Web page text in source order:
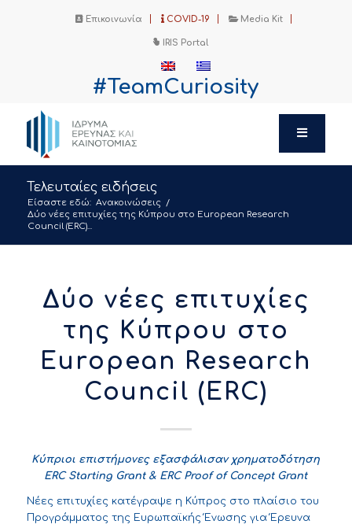
Επικοινωνία COVID-19 Media Kit
IRIS Portal
#TeamCuriosity
Τελευταίες ειδήσεις
Είσαστε εδώ: Ανακοινώσεις /
Δύο νέες επιτυχίες της Κύπρου στο European Research
Council (ERC)...
Δύο νέες επιτυχίες
της Κύπρου στο
European Research
Council (ERC)
Κύπριοι επιστήμονες εξασφάλισαν χρηματοδότηση
ERC Starting Grant& ERC Proof of Concept Grant
Νέες επιτυχίες κατέγραψε η Κύπρος στο πλαίσιο του
Προγράμματος της Ευρωπαϊκής Ένωσης για Έρευνα